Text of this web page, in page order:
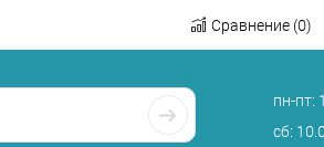
Сравнение (0)
пн-пт:
сб: